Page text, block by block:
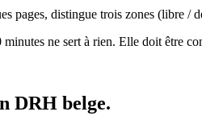
pages, distingue trois zones (libre /
ne sert à rien. Elle doit être
DRH belge.